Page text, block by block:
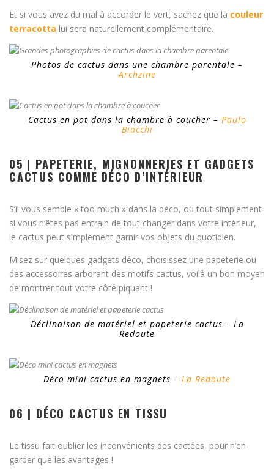
Et si vous avez du mal à accorder le vert, sachez que la couleur
terracotta lui sera naturellement complémentaire.
Photos de cactus dans une chambre parentale –
Archzine
Cactus en pot dans la chambre à coucher – Paulo
Biacchi
05 | PAPETERIE, MIGNONNERIES ET GADGETS
CACTUS COMME DÉCO D’INTÉRIEUR
S’il vous semble « too much » dans la déco, ou tout simplement
si vous n’êtes pas entrain de tout changer dans votre intérieur,
le cactus peut simplement garnir vos objets du quotidien.
Misez sur quelques gadgets déco, choisissez une papeterie ou
des accessoires arborant des motifs cactus, voilà un bon moyen
de montrer tout votre côté piquant !
Déclinaison de matériel et papeterie cactus – La
Redoute
Déco mini cactus en magnets – La Redoute
06 | DÉCO CACTUS EN TISSU
Le tissu fait oublier les inconvénients des cactées, pour n’en
garder que les avantages !